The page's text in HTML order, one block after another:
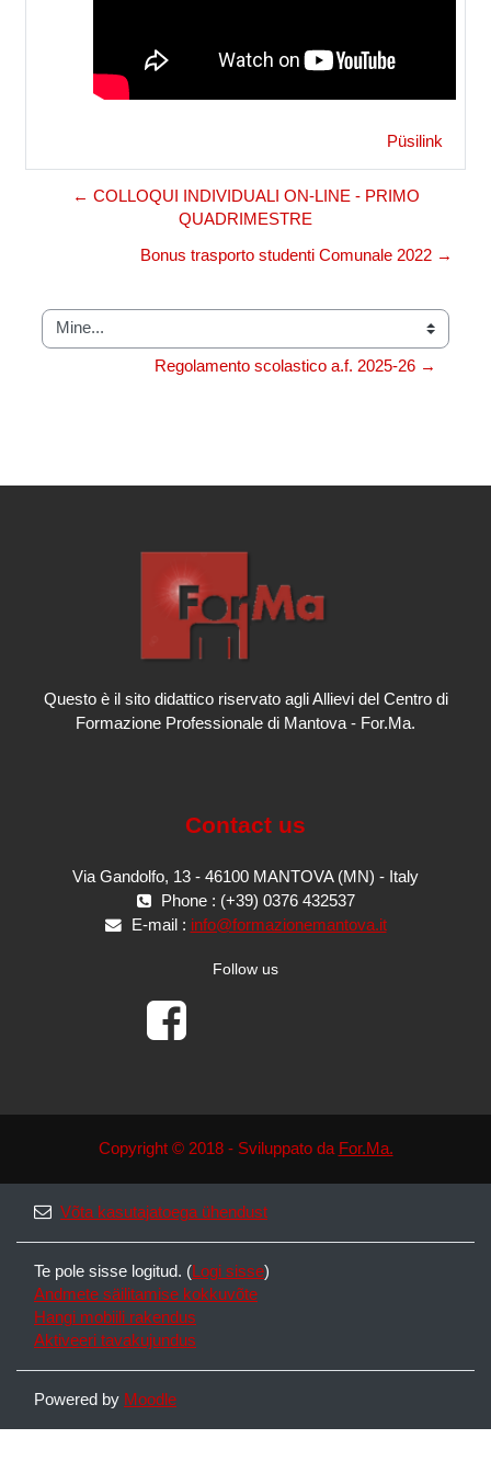
Püsilink
← COLLOQUI INDIVIDUALI ON-LINE - PRIMO
QUADRIMESTRE
Bonus trasporto studenti Comunale 2022 →
Mine...
Regolamento scolastico a.f. 2025-26 →
Questo è il sito didattico riservato agli Allievi del Centro di
Formazione Professionale di Mantova - For.Ma.
Contact us
Via Gandolfo, 13 - 46100 MANTOVA (MN) - Italy
Phone : (+39) 0376 432537
E-mail : info@formazionemantova.it
Follow us
Copyright © 2018 - Sviluppato da For.Ma.
Võta kasutajatoega ühendust
Te pole sisse logitud. ( Logi sisse)
Andmete säilitamise kokkuvõte
Hangi mobiili rakendus
Aktiveeri tavakujundus
Powered by Moodle